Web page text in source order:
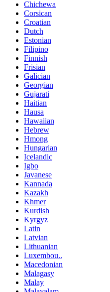
Chichewa
Corsican
Croatian
Dutch
Estonian
Filipino
Finnish
Frisian
Galician
Georgian
Gujarati
Haitian
Hausa
Hawaiian
Hebrew
Hmong
Hungarian
Icelandic
Igbo
Javanese
Kannada
Kazakh
Khmer
Kurdish
Kyrgyz
Latin
Latvian
Lithuanian
Luxembou..
Macedonian
Malagasy
Malay